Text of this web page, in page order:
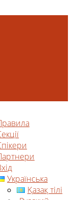
Українська
Қазақ тілі